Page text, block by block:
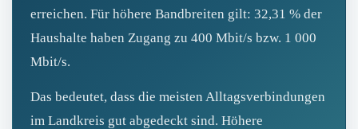
erreichen. Für höhere Bandbreiten gilt: 32,31 % der
Haushalte haben Zugang zu 400 Mbit/s bzw. 1 000
Mbit/s.
Das bedeutet, dass die meisten Alltagsverbindungen
im Landkreis gut abgedeckt sind. Höhere